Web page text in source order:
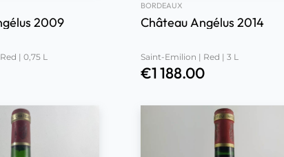
2009
| 0,75 L
BORDEAUX
Château Angélus 2014
Saint-Emilion | Red | 3 L
€1 188.00